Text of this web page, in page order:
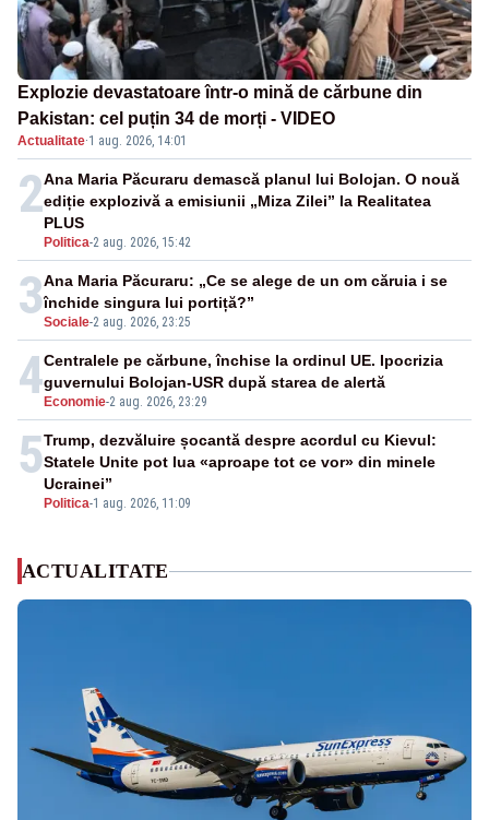
Explozie devastatoare într-o mină de cărbune din
Pakistan: cel puțin 34 de morți - VIDEO
Actualitate·1 aug. 2026, 14:01
2
Politica-2 aug. 2026, 15:42
Ana Maria Păcuraru demască planul lui Bolojan. O nouă
ediție explozivă a emisiunii „Miza Zilei” la Realitatea
PLUS
3Sociale-2 aug. 2026, 23:25
Ana Maria Păcuraru: „Ce se alege de un om căruia i se
închide singura lui portiță?”
4 Economie-2 aug. 2026, 23:29
Centralele pe cărbune, închise la ordinul UE. Ipocrizia
guvernului Bolojan-USR după starea de alertă
5
Politica-1 aug. 2026, 11:09
Trump, dezvăluire șocantă despre acordul cu Kievul:
Statele Unite pot lua «aproape tot ce vor» din minele
Ucrainei”
ACTUALITATE